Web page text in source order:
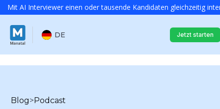
Mit AI Interviewer einen oder tausende Kandidaten gleichzeitig
DE Jetzt starten
Blog>Podcast